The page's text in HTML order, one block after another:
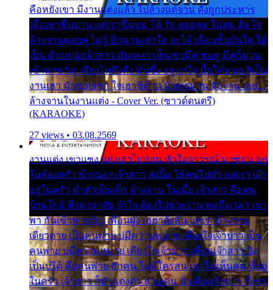
คือหยังเขา มีงานแต่งแล้ว ไปล้างแต่จาน ดั่งถูกประหาร
เมื่อเขาชื่นบาน แต่เราขื่นขม โอ้ รัก ลอยลม ไม่สม ดัง ใจ
ล้างจานคอยคู่ ไม่รู้ อีกนานเท่าใด จะได้ เลื่อนขั้นบันได ได้
เป็น ตำแหน่งเจ้าสาว มันเหงา เห็นเขามีคู่ ซมดู มีคู่ก็ม่วน
เข้าพาขวัญ เสียงโห่ตึงตึง มันซึ้ง อยู่แก่ใจ มื้อใด๋หนอ สิเป็น
งานเฮา มัวซอยเขา ใจเฮาซิด้าน มันทรมาน จับจาน เอย…
ล้างจานในงานแต่ง - Cover Ver. (ซาวด์ดนตรี)
(KARAOKE)
27 views • 03.08.2569
งานแต่ง เขาแซง แย่งเอาไปก่อน หัวใจอาวรณ์ มาซ่อน อยู่
ในห้องครัว ข้างนอกเจ้าสาว ส่งยิ้ม ให้คนไปทั่ว แต่เรา เฝ้า
อยู่ในครัว ทำตัวเป็นเด็ก ล้างจาน ในเมื่อ เจ้าสาว คือคน
บ้านใกล้ พึ่งพาอาศัย จำใจ ต้องไปช่วยงาน พอถึงเวลา เขา
พา กันเข้าพาขวัญ เพื่อนฝูง เฮฮาดังลั่น แต่เราล้างจาน
เดียวดาย เป็นคนพ่าย บ่มีความหมาย เคียงใจเจ้าบ่าว เป็น
คนพ่าย บ่มีความหมาย เคียงใจเจ้าบ่าว เพื่อนเจ้าสาว ยัง
เป็นบ่ได้ คือคนพ่าย ฮักคน ไม่มีใครสน เขาไม่เห็นคน ที่อยู่
ในครัว เจ้าสาว ก็มัวแต่งตัว สวยเด่น นั่งเคียงเจ้าบ่าว ที่เขา